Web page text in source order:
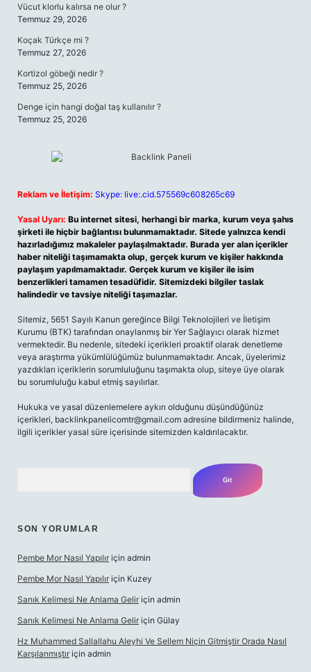
Vücut klorlu kalırsa ne olur ?
Temmuz 29, 2026
Koçak Türkçe mi ?
Temmuz 27, 2026
Kortizol göbeği nedir ?
Temmuz 25, 2026
Denge için hangi doğal taş kullanılır ?
Temmuz 25, 2026
Reklam ve İletişim: Skype: live:.cid.575569c608265c69
Yasal Uyarı: Bu internet sitesi, herhangi bir marka, kurum veya şahıs
şirketi ile hiçbir bağlantısı bulunmamaktadır. Sitede yalnızca kendi
hazırladığımız makaleler paylaşılmaktadır. Burada yer alan içerikler
haber niteliği taşımamakta olup, gerçek kurum ve kişiler hakkında
paylaşım yapılmamaktadır. Gerçek kurum ve kişiler ile isim
benzerlikleri tamamen tesadüfidir. Sitemizdeki bilgiler taslak
halindedir ve tavsiye niteliği taşımazlar.
Sitemiz, 5651 Sayılı Kanun gereğince Bilgi Teknolojileri ve İletişim
Kurumu (BTK) tarafından onaylanmış bir Yer Sağlayıcı olarak hizmet
vermektedir. Bu nedenle, sitedeki içerikleri proaktif olarak denetleme
veya araştırma yükümlülüğümüz bulunmamaktadır. Ancak, üyelerimiz
yazdıkları içeriklerin sorumluluğunu taşımakta olup, siteye üye olarak
bu sorumluluğu kabul etmiş sayılırlar.
Hukuka ve yasal düzenlemelere aykırı olduğunu düşündüğünüz
içerikleri, backlinkpanelicomtr@gmail.com adresine bildirmeniz halinde,
ilgili içerikler yasal süre içerisinde sitemizden kaldırılacaktır.
SON YORUMLAR
Pembe Mor Nasıl Yapılır için admin
Pembe Mor Nasıl Yapılır için Kuzey
Sanık Kelimesi Ne Anlama Gelir için admin
Sanık Kelimesi Ne Anlama Gelir için Gülay
Hz Muhammed Sallallahu Aleyhi Ve Sellem Niçin Gitmiştir Orada Nasıl
Karşılanmıştır için admin